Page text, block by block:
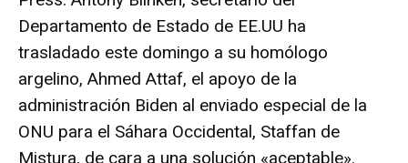
Departamento de Estado de EE.UU ha
trasladado este domingo a su homólogo
argelino, Ahmed Attaf, el apoyo de la
administración Biden al enviado especial de la
ONU para el Sáhara Occidental, Staffan de
Mistura, de cara a una solución «aceptable».